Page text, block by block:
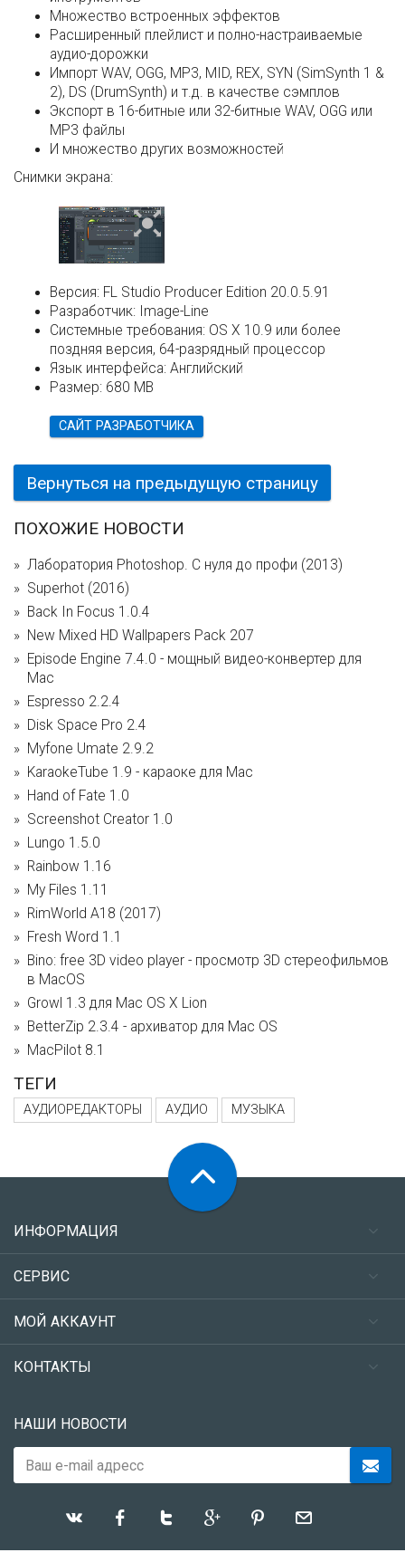
Множество встроенных эффектов
Расширенный плейлист и полно-настраиваемые
аудио-дорожки
Импорт WAV, OGG, MP3, MID, REX, SYN (SimSynth 1 &
2), DS (DrumSynth) и т.д. в качестве сэмплов
Экспорт в 16-битные или 32-битные WAV, OGG или
MP3 файлы
И множество других возможностей
Снимки экрана:
Версия: FL Studio Producer Edition 20.0.5.91
Разработчик: Image-Line
Системные требования: OS X 10.9 или более
поздняя версия, 64-разрядный процессор
Язык интерфейса: Английский
Размер: 680 MB
САЙТ РАЗРАБОТЧИКА
Вернуться на предыдущую страницу
ПОХОЖИЕ НОВОСТИ
Лаборатория Photoshop. С нуля до профи (2013)
Superhot (2016)
Back In Focus 1.0.4
New Mixed HD Wallpapers Pack 207
Episode Engine 7.4.0 - мощный видео-конвертер для
Mac
Espresso 2.2.4
Disk Space Pro 2.4
Myfone Umate 2.9.2
KaraokeTube 1.9 - караоке для Mac
Hand of Fate 1.0
Screenshot Creator 1.0
Lungo 1.5.0
Rainbow 1.16
My Files 1.11
RimWorld A18 (2017)
Fresh Word 1.1
Bino: free 3D video player - просмотр 3D стереофильмов
в MacOS
Growl 1.3 для Mac OS X Lion
BetterZip 2.3.4 - архиватор для Mac OS
MacPilot 8.1
ТЕГИ
АУДИОРЕДАКТОРЫ АУДИО МУЗЫКА
ИНФОРМАЦИЯ
СЕРВИС
МОЙ АККАУНТ
КОНТАКТЫ
НАШИ НОВОСТИ